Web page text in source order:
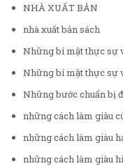
NHÀ XUẤT BẢN
nhà xuất bản sách
Những bí mật thực
Những bí mật thực sự
Những bước chuẩn bị
những cách làm giàu
những cách làm giàu
những cách làm giàu